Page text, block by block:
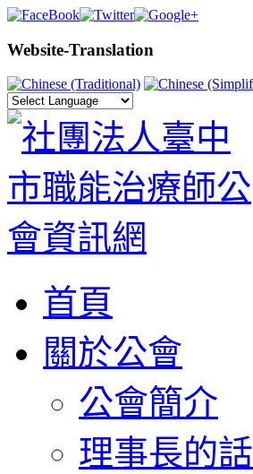
Website-Translation
首頁
關於公會
公會簡介
理事長的話